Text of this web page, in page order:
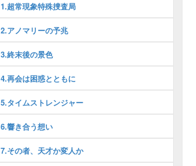
1.超常現象特殊捜査局
2.アノマリーの予兆
3.終末後の景色
4.再会は困惑とともに
5.タイムストレンジャー
6.響き合う想い
7.その者、天才か変人か